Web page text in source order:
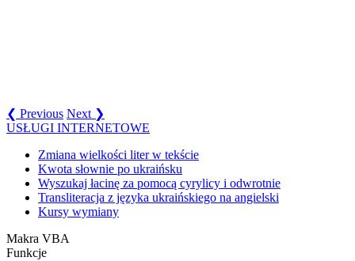
❮ Previous Next ❯
USŁUGI INTERNETOWE
Zmiana wielkości liter w tekście
Kwota słownie po ukraińsku
Wyszukaj łacinę za pomocą cyrylicy i odwrotnie
Transliteracja z języka ukraińskiego na angielski
Kursy wymiany
Makra VBA
Funkcje